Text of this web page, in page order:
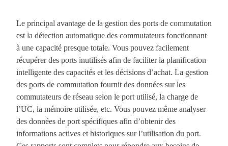
Le principal avantage de la gestion des ports de commutation
est la détection automatique des commutateurs fonctionnant
à une capacité presque totale. Vous pouvez facilement
récupérer des ports inutilisés afin de faciliter la planification
intelligente des capacités et les décisions d’achat. La gestion
des ports de commutation fournit des données sur les
commutateurs de réseau selon le port utilisé, la charge de
l’UC, la mémoire utilisée, etc. Vous pouvez même analyser
des données de port spécifiques afin d’obtenir des
informations actives et historiques sur l’utilisation du port.